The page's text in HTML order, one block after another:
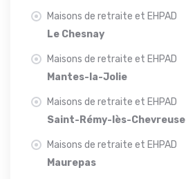
Maisons de retraite et EHPAD
Le Chesnay
Maisons de retraite et EHPAD
Mantes-la-Jolie
Maisons de retraite et EHPAD
Saint-Rémy-lès-Chevreuse
Maisons de retraite et EHPAD
Maurepas